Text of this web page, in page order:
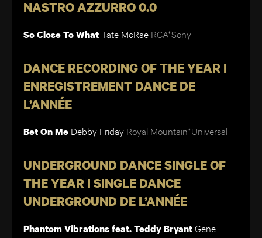
NASTRO AZZURRO 0.0
So Close To WhatTate McRae RCA*Sony
DANCE RECORDING OF THE YEAR I
ENREGISTREMENT DANCE DE
L’ANNÉE
Bet On Me Debby Friday Royal Mountain*Universal
UNDERGROUND DANCE SINGLE OF
THE YEAR I SINGLE DANCE
UNDERGROUND DE L’ANNÉE
Phantom Vibrations feat. Teddy BryantGene